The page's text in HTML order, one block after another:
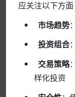
应关注以下方面
市场趋势
投资组合
交易策略
样化投资